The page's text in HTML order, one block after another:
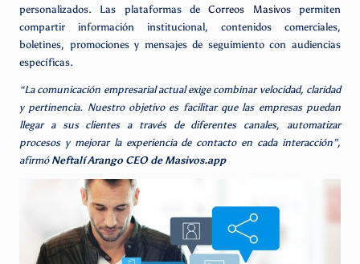
personalizados. Las plataformas deCorreos Masivospermiten
compartir información institucional, contenidos comerciales,
boletines, promociones y mensajes de seguimiento con audiencias
específicas.
“La comunicación empresarial actual exige combinar velocidad, claridad
y pertinencia. Nuestro objetivo es facilitar que las empresas puedan
llegar a sus clientes a través de diferentes canales, automatizar
procesos y mejorar la experiencia de contacto en cada interacción”,
afirmó Neftalí Arango CEO de Masivos.app